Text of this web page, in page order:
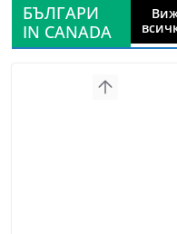
БЪЛГАРИ
IN CANADA